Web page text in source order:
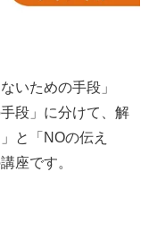
いための手段」
段」に分けて、解
と「NOの伝え
座です。